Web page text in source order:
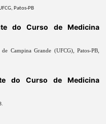
Patos-PB
do Curso de Medicina
Campina Grande (UFCG), Patos-PB,
do Curso de Medicina